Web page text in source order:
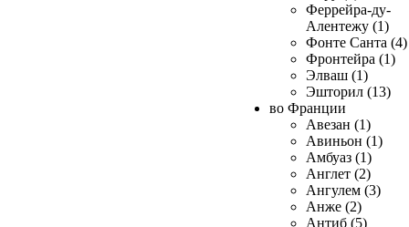
Феррейра-ду-
Алентежу (1)
Фонте Санта (4)
Фронтейра (1)
Элваш (1)
Эшторил (13)
во Франции
Авезан (1)
Авиньон (1)
Амбуаз (1)
Англет (2)
Ангулем (3)
Анже (2)
Антиб (5)